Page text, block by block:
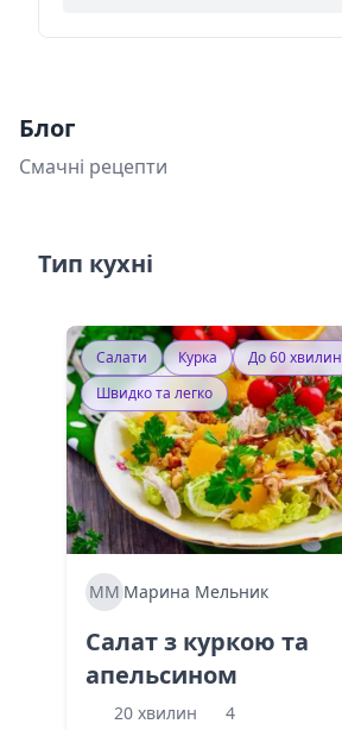
Блог
Смачні рецепти
Тип кухні
Салати Курка
До 60 хвилин
Швидко та легко
ММ Марина Мельник
Салат з куркою та
апельсином
20 хвилин
4